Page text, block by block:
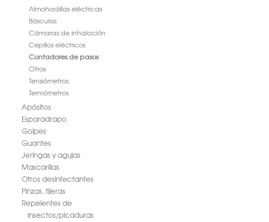
Almohadillas eléctricas
Básculas
Cámaras de inhalación
Cepillos eléctricos
Contadores de pasos
Otros
Tensiómetros
Termómetros
Apósitos
Esparadrapo
Golpes
Guantes
Jeringas y agujas
Mascarillas
Otros desinfectantes
Pinzas, tijeras
Repelentes de
insectos/picaduras